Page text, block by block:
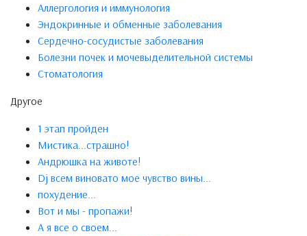
Аллергология и иммунология
Эндокринные и обменные заболевания
Сердечно-сосудистые заболевания
Болезни почек и мочевыделительной системы
Стоматология
Другое
1 этап пройден
Мистика...страшно!
Андрюшка на животе!
Dj всем виновато мое чувство вины...
похудение...
Вот и мы - пропажи!
А я все о своем...